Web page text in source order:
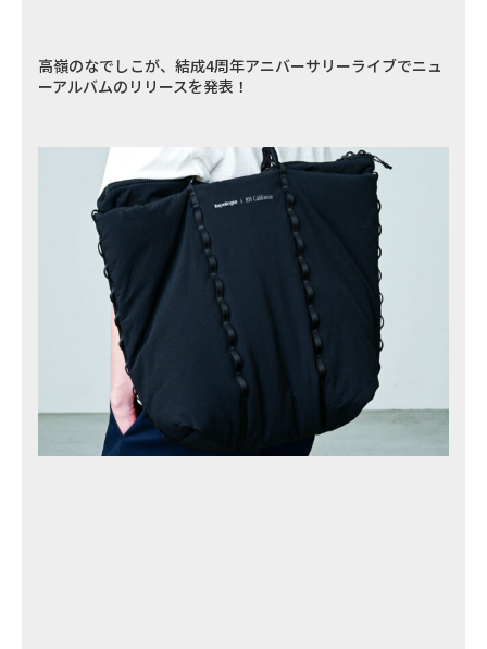
高嶺のなでしこが、結成4周年アニバーサリーライブでニュ
ーアルバムのリリースを発表！